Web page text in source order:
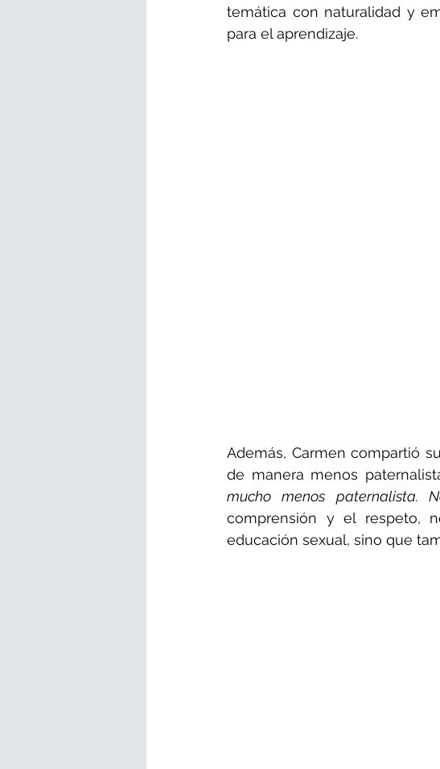
temática con naturalidad y
para el aprendizaje.
Además, Carmen compartió
de manera menos
mucho menos paternalista.
comprensión y el respeto,
educación sexual, sino que